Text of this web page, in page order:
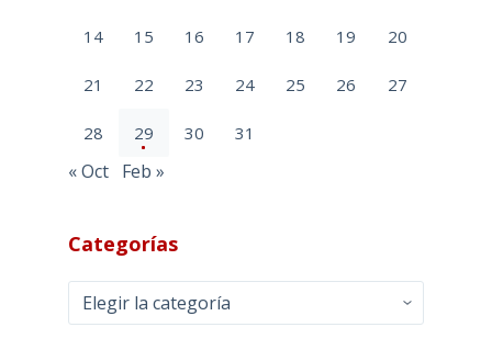
14 15 16 17 18 19 20
21 22 23 24 25 26 27
28 29 30 31
« Oct Feb »
Categorías
Categorías